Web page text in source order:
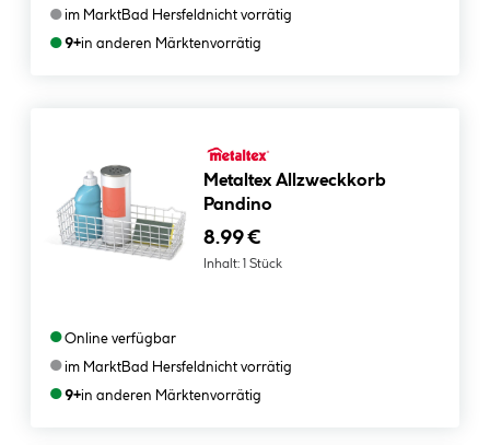
●im MarktBad Hersfeldnicht vorrätig
●9+in anderen Märktenvorrätig
Metaltex Allzweckkorb
Pandino
8.99 €
Inhalt: 1 Stück
●Online verfügbar
●im MarktBad Hersfeldnicht vorrätig
●9+in anderen Märktenvorrätig